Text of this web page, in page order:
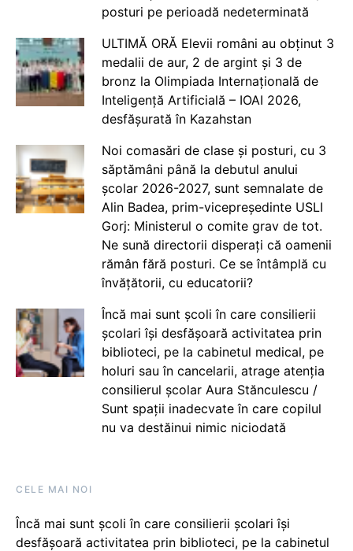
posturi pe perioadă nedeterminată
ULTIMĂ ORĂ Elevii români au obținut 3
medalii de aur, 2 de argint și 3 de
bronz la Olimpiada Internațională de
Inteligență Artificială – IOAI 2026,
desfășurată în Kazahstan
Noi comasări de clase și posturi, cu 3
săptămâni până la debutul anului
școlar 2026-2027, sunt semnalate de
Alin Badea, prim-vicepreședinte USLI
Gorj: Ministerul o comite grav de tot.
Ne sună directorii disperați că oamenii
rămân fără posturi. Ce se întâmplă cu
învățătorii, cu educatorii?
Încă mai sunt școli în care consilierii
școlari își desfășoară activitatea prin
biblioteci, pe la cabinetul medical, pe
holuri sau în cancelarii, atrage atenția
consilierul școlar Aura Stănculescu /
Sunt spații inadecvate în care copilul
nu va destăinui nimic niciodată
CELE MAI NOI
Încă mai sunt școli în care consilierii școlari își
desfășoară activitatea prin biblioteci, pe la cabinetul